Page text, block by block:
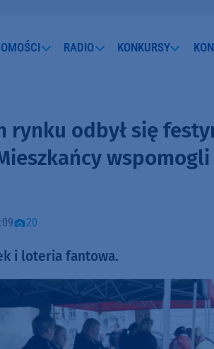
RADIO KONKURSY
rynku odbył się
20
i loteria fantowa.